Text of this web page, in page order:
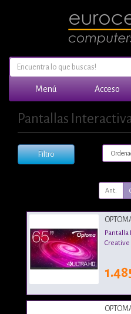
Menú Acceso
Pantallas
Filtro
Ant.
Creative